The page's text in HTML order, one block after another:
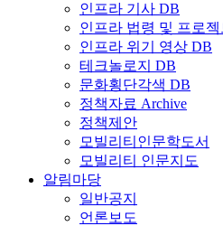
인프라 기사 DB
인프라 법령 및 프로
인프라 위기 영상 DB
테크놀로지 DB
문화횡단각색 DB
정책자료 Archive
정책제안
모빌리티인문학도서
모빌리티 인문지도
알림마당
일반공지
언론보도